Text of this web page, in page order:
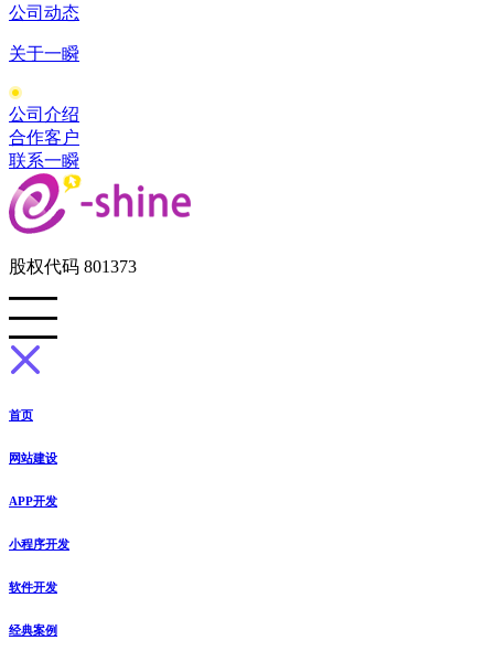
公司动态
关于一瞬
公司介绍
合作客户
联系一瞬
股权代码 801373
首页
网站建设
APP开发
小程序开发
软件开发
经典案例